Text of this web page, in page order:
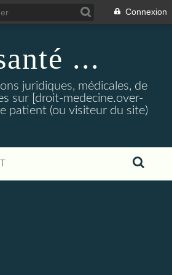
Connexion
...
juridiques, médicales, de
sur [droit-medecine.over-
patient (ou visiteur du site)